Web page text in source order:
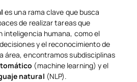
es una rama clave que busca
de realizar tareas que
inteligencia humana, como el
y el reconocimiento de
área, encontramos subdisciplinas
(machine learning) y el
natural (NLP).